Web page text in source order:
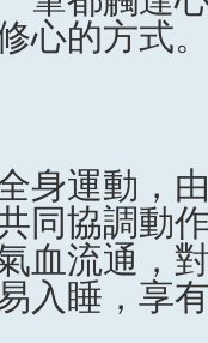
心的方式
身運動，
同協調動
血流通，
入睡，享